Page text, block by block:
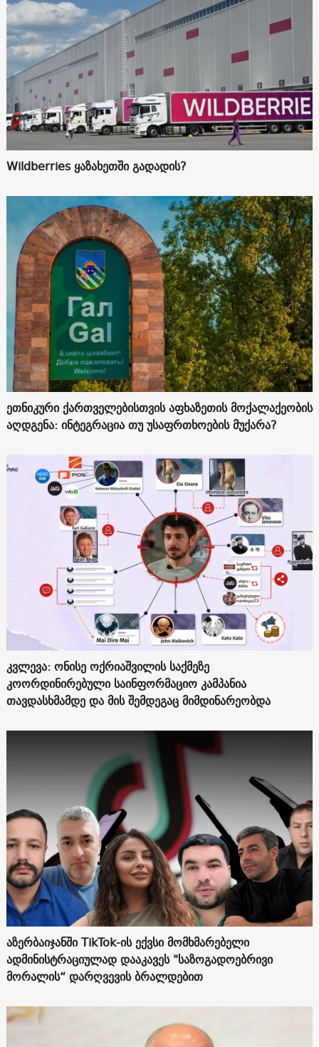
Wildberries ყაზახეთში გადადის?
ეთნიკური ქართველებისთვის აფხაზეთის მოქალაქეობის
აღდგენა: ინტეგრაცია თუ უსაფრთხოების მუქარა?
კვლევა: ონისე ოქრიაშვილის საქმეზე
კოორდინირებული საინფორმაციო კამპანია
თავდასხმამდე და მის შემდეგაც მიმდინარეობდა
აზერბაიჯანში TikTok-ის ექვსი მომხმარებელი
ადმინისტრაციულად დააკავეს "საზოგადოებრივი
მორალის“ დარღვევის ბრალდებით